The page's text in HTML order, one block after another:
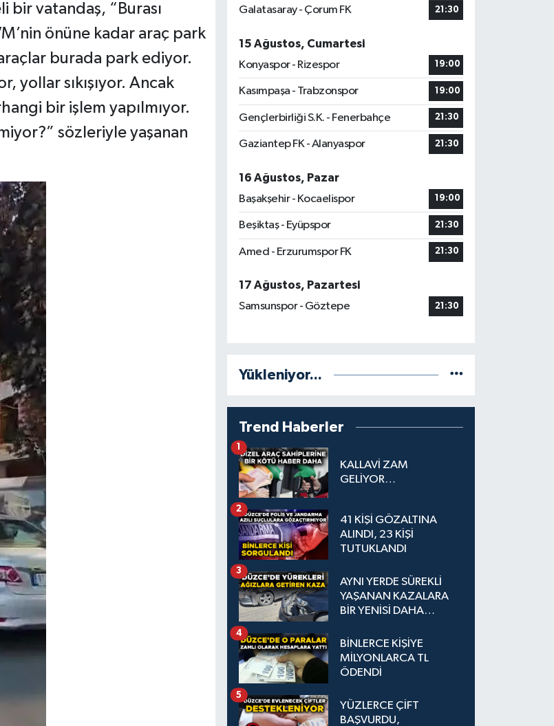
vatandaş, “Burası
önüne kadar araç park
burada park ediyor.
yollar sıkışıyor. Ancak
bir işlem yapılmıyor.
sözleriyle yaşanan
Galatasaray - Çorum FK
21:30
15 Ağustos, Cumartesi
Konyaspor - Rizespor
19:00
Kasımpaşa - Trabzonspor 19:00
Gençlerbirliği S.K. - Fenerbahçe 21:30
Gaziantep FK - Alanyaspor 21:30
16 Ağustos, Pazar
Başakşehir - Kocaelispor
19:00
Beşiktaş - Eyüpspor 21:30
Amed - Erzurumspor FK 21:30
17 Ağustos, Pazartesi
Samsunspor - Göztepe
21:30
Yükleniyor...
Trend Haberler
KALLAVİ ZAM
GELİYOR…
1
41 KİŞİ GÖZALTINA
ALINDI, 23 KİŞİ
TUTUKLANDI
2
AYNI YERDE SÜREKLİ
YAŞANAN KAZALARA
BİR YENİSİ DAHA
3
BİNLERCE KİŞİYE
MİLYONLARCA TL
ÖDENDİ
4
YÜZLERCE ÇİFT
BAŞVURDU,
5